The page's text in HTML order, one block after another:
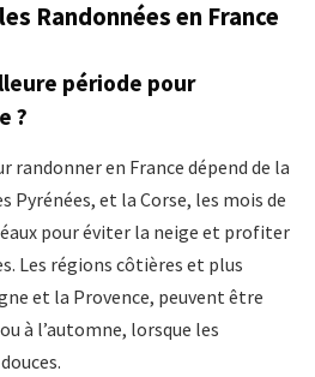
Randonnées en France
période pour
?
randonner en France dépend de la
Pyrénées, et la Corse, les mois de
pour éviter la neige et profiter
Les régions côtières et plus
et la Provence, peuvent être
à l’automne, lorsque les